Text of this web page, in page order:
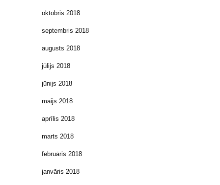
oktobris 2018
septembris 2018
augusts 2018
jūlijs 2018
jūnijs 2018
maijs 2018
aprīlis 2018
marts 2018
februāris 2018
janvāris 2018